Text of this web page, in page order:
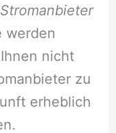
werden
nicht
zu
erheblich